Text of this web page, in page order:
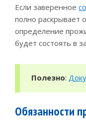
Если заверенное
полно раскрывает
определение
будет состоять в
Полезно:
Обязанности